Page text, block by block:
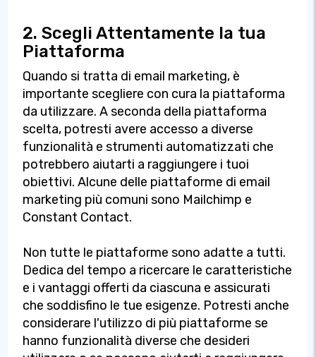
2. Scegli Attentamente la tua
Piattaforma
Quando si tratta di email marketing, è
importante scegliere con cura la piattaforma
da utilizzare. A seconda della piattaforma
scelta, potresti avere accesso a diverse
funzionalità e strumenti automatizzati che
potrebbero aiutarti a raggiungere i tuoi
obiettivi. Alcune delle piattaforme di email
marketing più comuni sono Mailchimp e
Constant Contact.
Non tutte le piattaforme sono adatte a tutti.
Dedica del tempo a ricercare le caratteristiche
e i vantaggi offerti da ciascuna e assicurati
che soddisfino le tue esigenze. Potresti anche
considerare l'utilizzo di più piattaforme se
hanno funzionalità diverse che desideri